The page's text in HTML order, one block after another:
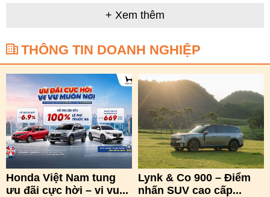
+ Xem thêm
THÔNG TIN DOANH NGHIỆP
Honda Việt Nam tung
ưu đãi cực hời – vi vu...
Lynk & Co 900 – Điểm
nhấn SUV cao cấp...